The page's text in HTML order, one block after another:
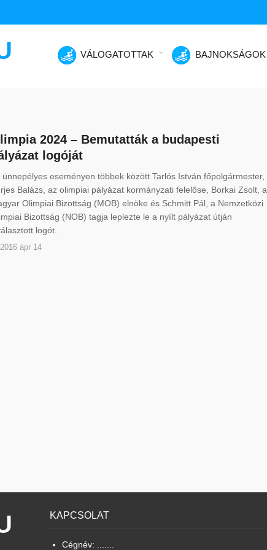
VÁLOGATOTTAK BAJNOKSÁGOK
2024 – Bemutatták a budapesti
logóját
ünnepélyes eseményen többek között Tarlós István főpolgármester,
Balázs, az olimpiai pályázat kormányzati felelőse, Borkai Zsolt, a
Olimpiai Bizottság (MOB) elnöke és Schmitt Pál, a Nemzetközi
Bizottság (NOB) tagja leplezte le a nyílt pályázat útján
logót.
2016 ápr 14
KAPCSOLAT
Cégnév: .......